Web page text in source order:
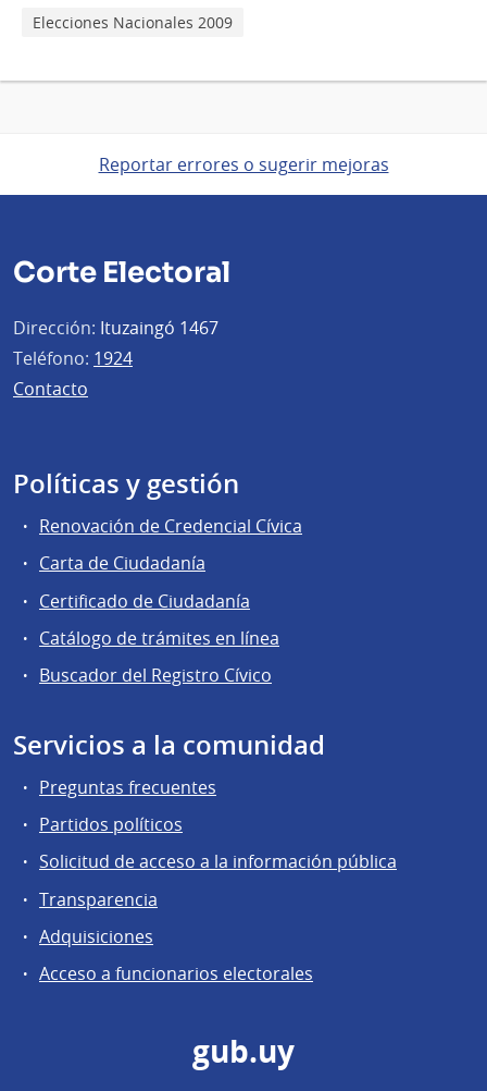
Elecciones Nacionales 2009
Reportar errores o sugerir mejoras
Corte Electoral
Dirección: Ituzaingó 1467
Teléfono: 1924
Contacto
Políticas y gestión
Renovación de Credencial Cívica
Carta de Ciudadanía
Certificado de Ciudadanía
Catálogo de trámites en línea
Buscador del Registro Cívico
Servicios a la comunidad
Preguntas frecuentes
Partidos políticos
Solicitud de acceso a la información pública
Transparencia
Adquisiciones
Acceso a funcionarios electorales
gub.uy